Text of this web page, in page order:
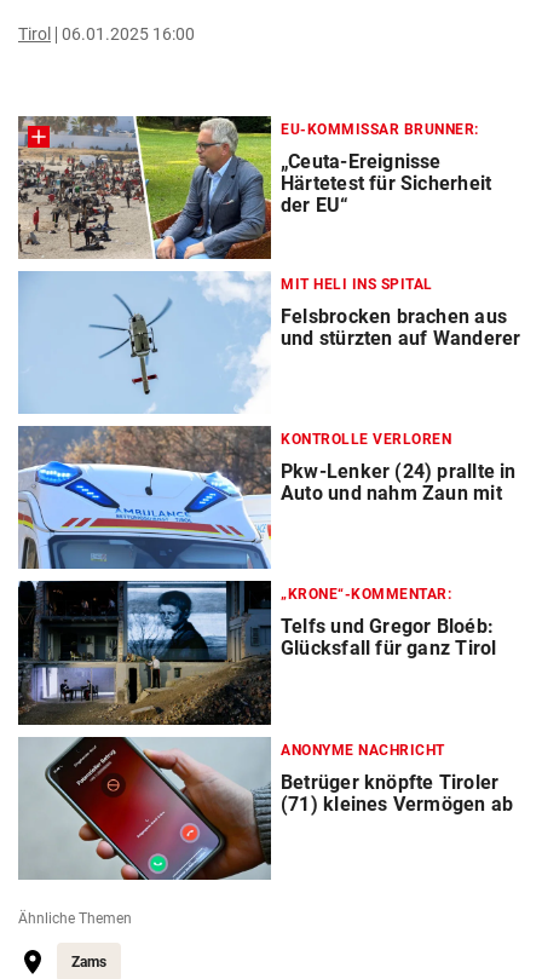
Tirol 06.01.2025 16:00
EU-KOMMISSAR BRUNNER:
„Ceuta-Ereignisse
Härtetest für Sicherheit
der EU“
MIT HELI INS SPITAL
Felsbrocken brachen aus
und stürzten auf Wanderer
KONTROLLE VERLOREN
Pkw-Lenker (24) prallte in
Auto und nahm Zaun mit
„KRONE“-KOMMENTAR:
Telfs und Gregor Bloéb:
Glücksfall für ganz Tirol
ANONYME NACHRICHT
Betrüger knöpfte Tiroler
(71) kleines Vermögen ab
Ähnliche Themen
Zams